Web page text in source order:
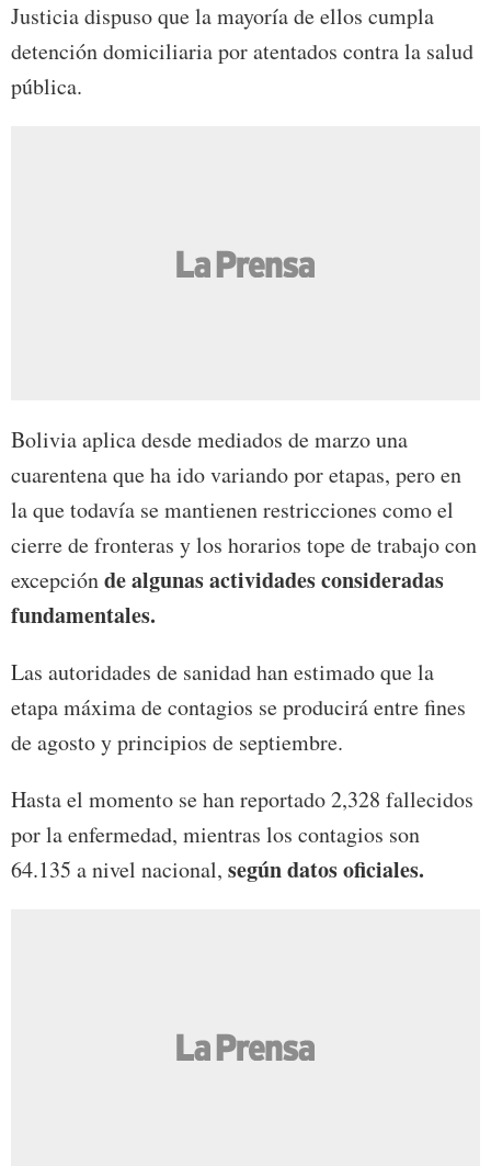
Justicia dispuso que la mayoría de ellos cumpla
detención domiciliaria por atentados contra la salud
pública.
Bolivia aplica desde mediados de marzo una
cuarentena que ha ido variando por etapas, pero en
la que todavía se mantienen restricciones como el
cierre de fronteras y los horarios tope de trabajo con
excepciónde algunas actividades consideradas
fundamentales.
Las autoridades de sanidad han estimado que la
etapa máxima de contagios se producirá entre fines
de agosto y principios de septiembre.
Hasta el momento se han reportado 2,328 fallecidos
por la enfermedad, mientras los contagios son
64.135 a nivel nacional, según datos oficiales.